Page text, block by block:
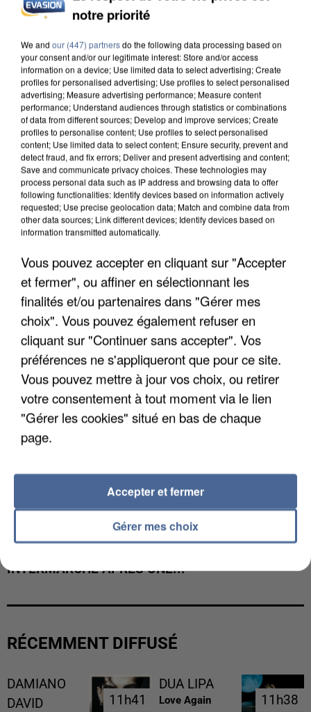
UN SECOND CADRE DE LA DZ MAFIA
UNE TOURISTE DE L’OISE EMPORTÉE PAR UNE
COULÉE DE BOUE EN HAUTE-SAVOIE
INTERMARCHÉ APRÈS UNE...
RÉCEMMENT DIFFUSÉ
DAMIANO
DAVID
11h41
11h41
DUA LIPA
Love Again 11h38
11h38
notre priorité
We and our (447) partnersdo the following data processing based on
your consent and/or our legitimate interest: Store and/or access
information on a device; Use limited data to select advertising; Create
profiles for personalised advertising; Use profiles to select personalised
advertising; Measure advertising performance; Measure content
performance; Understand audiences through statistics or combinations
of data from different sources; Develop and improve services; Create
profiles to personalise content; Use profiles to select personalised
content; Use limited data to select content; Ensure security, prevent and
detect fraud, and fix errors; Deliver and present advertising and content;
Save and communicate privacy choices. These technologies may
process personal data such as IP address and browsing data to offer
following functionalities: Identify devices based on information actively
requested; Use precise geolocation data; Match and combine data from
other data sources; Link different devices; Identify devices based on
information transmitted automatically.
Vous pouvez accepter en cliquant sur "Accepter
et fermer", ou affiner en sélectionnant les
finalités et/ou partenaires dans "Gérer mes
choix". Vous pouvez également refuser en
cliquant sur "Continuer sans accepter". Vos
préférences ne s'appliqueront que pour ce site.
Vous pouvez mettre à jour vos choix, ou retirer
votre consentement à tout moment via le lien
"Gérer les cookies" situé en bas de chaque
page.
Gérer mes choix
Accepter et fermer